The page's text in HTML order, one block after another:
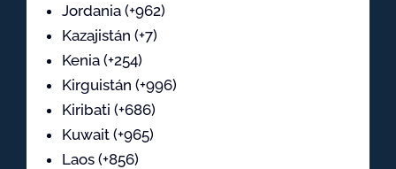
Jordania (+962)
Kazajistán (+7)
Kenia (+254)
Kirguistán (+996)
Kiribati (+686)
Kuwait (+965)
Laos (+856)